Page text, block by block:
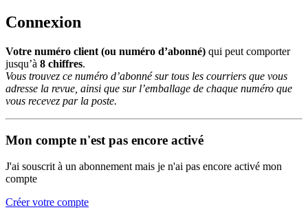
Connexion
Votre numéro client (ou numéro d’abonné) qui peut comporter
jusqu’à 8 chiffres.
Vous trouvez ce numéro d’abonné sur tous les courriers que vous
adresse la revue, ainsi que sur l’emballage de chaque numéro que
vous recevez par la poste.
Mon compte n'est pas encore activé
J'ai souscrit à un abonnement mais je n'ai pas encore activé mon
compte
Créer votre compte